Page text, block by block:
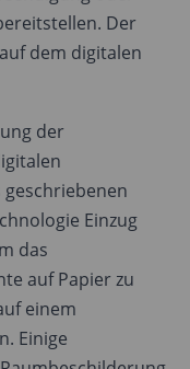
Der
dem digitalen
der
Einzug
das
auf Papier zu
einem
Einige